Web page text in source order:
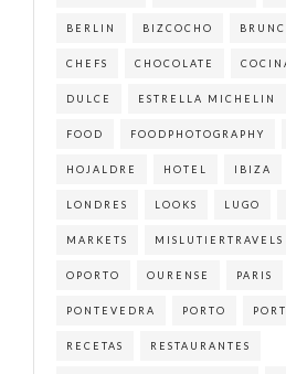
BERLIN BIZCOCHO
CHEFS CHOCOLATE
DULCE ESTRELLA MICHELIN
FOOD FOODPHOTOGRAPHY
HOJALDRE HOTEL IBIZA
LONDRES LOOKS LUGO
MARKETS MISLUTIERTRAVELS
OPORTO OURENSE PARIS
PONTEVEDRA PORTO
RECETAS RESTAURANTES